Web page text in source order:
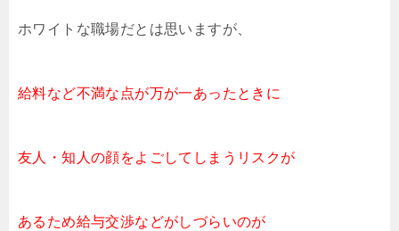
ホワイトな職場だとは思いますが、
給料など不満な点が万が一あったときに
友人・知人の顔をよごしてしまうリスクが
あるため給与交渉などがしづらいのが